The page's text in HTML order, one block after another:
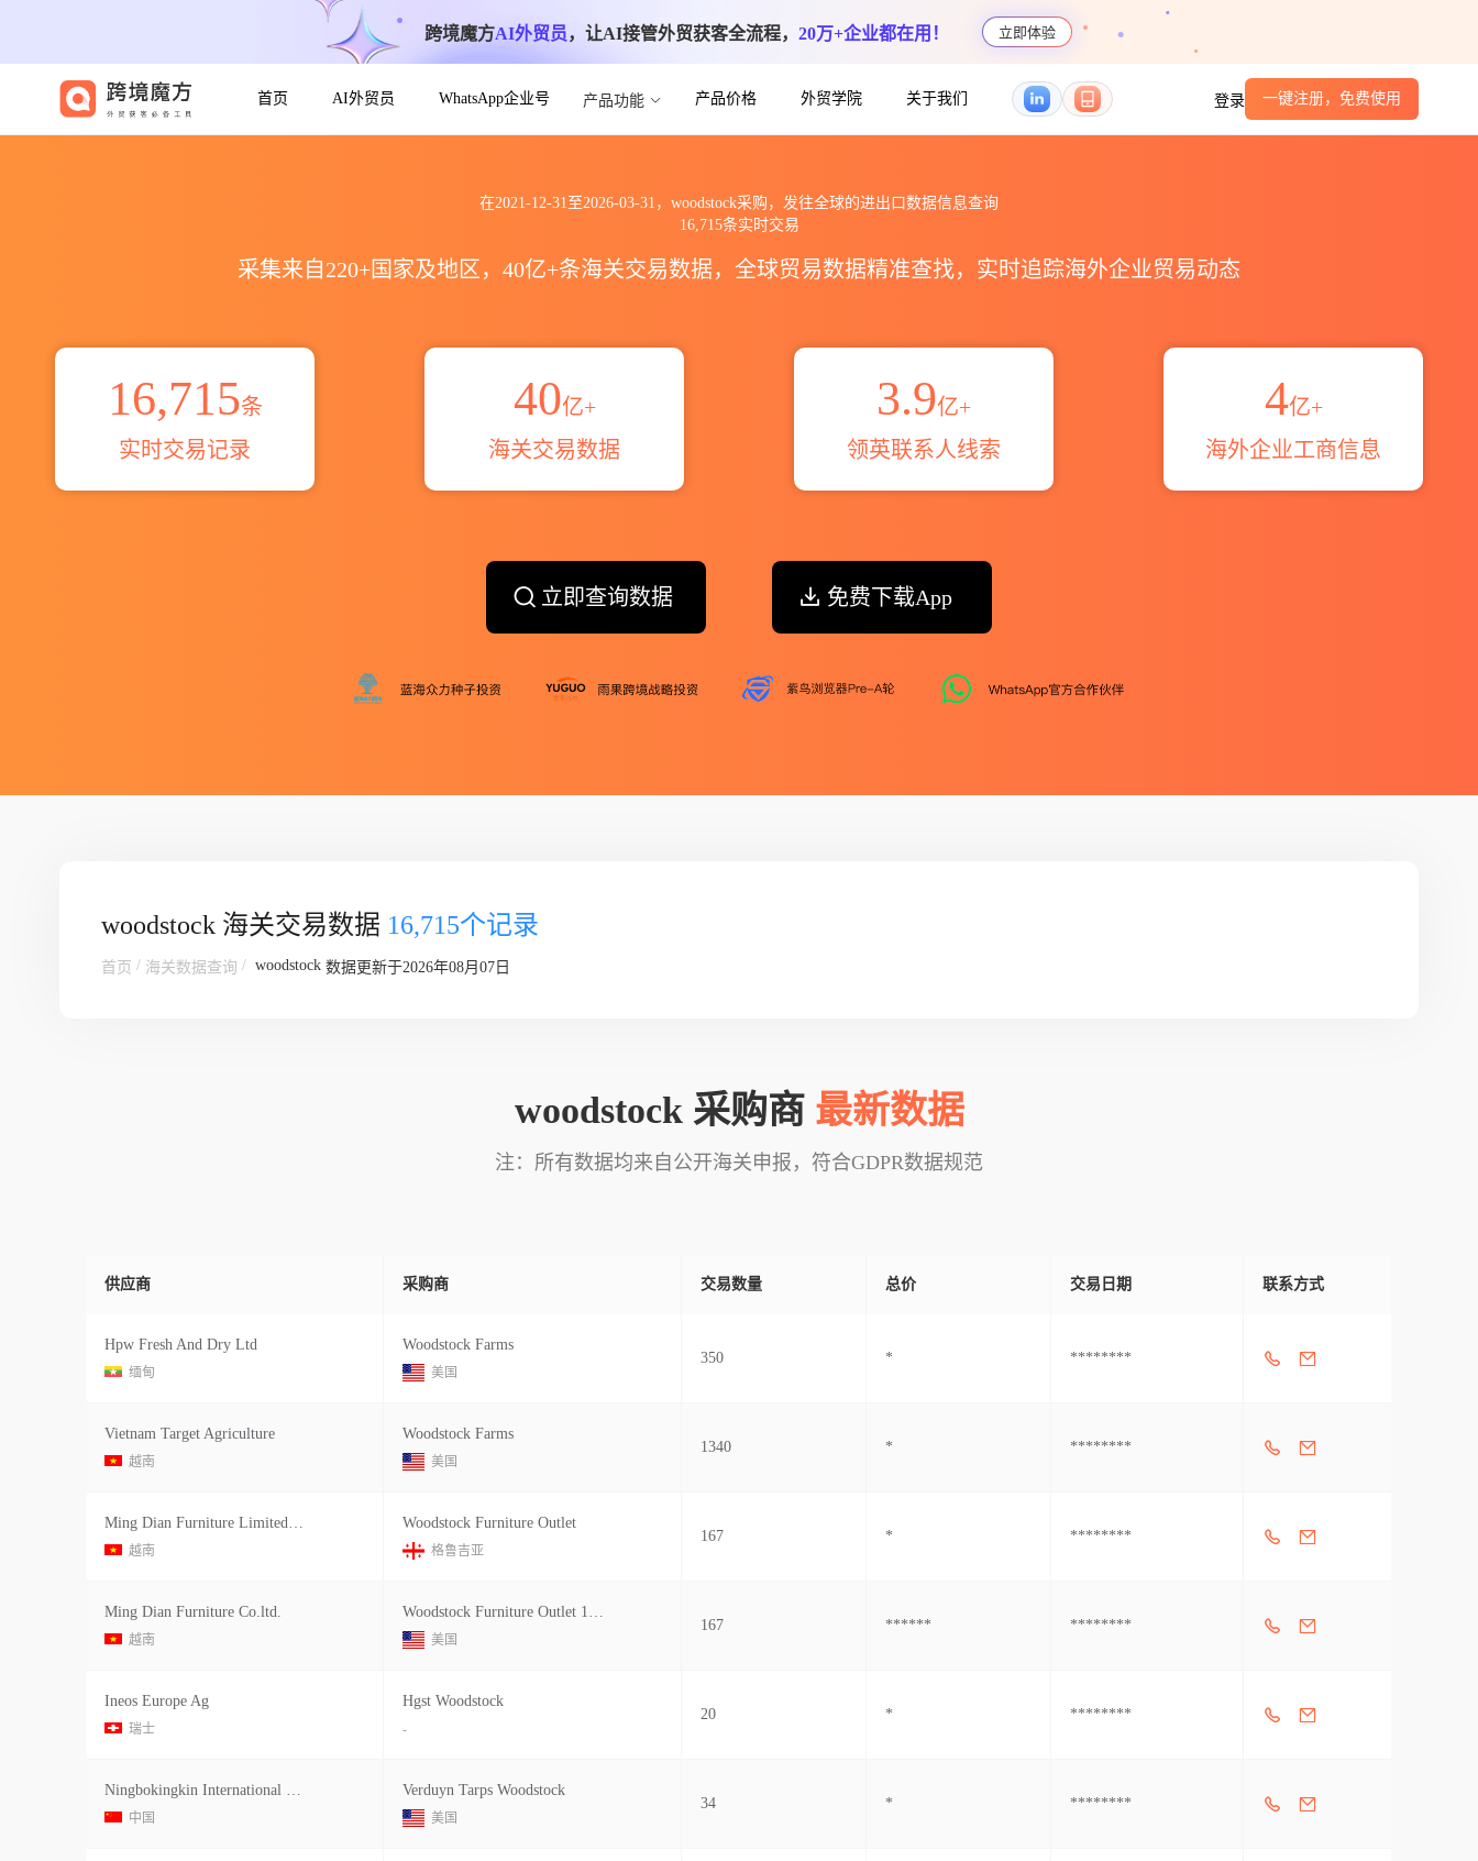
跨境魔方AI外贸员，让AI接管外贸获客全流程， 20万+企业都在用！ 立即体验
首页 AI外贸员 WhatsApp企业号 产品功能 产品价格 外贸学院 关于我们 登录 一键注册，免费使用
在2021-12-31至2026-03-31，woodstock采购，发往全球的进出口数据信息查询
16,715条实时交易
采集来自220+国家及地区，40亿+条海关交易数据，全球贸易数据精准查找，实时追踪海外企业贸易动态
16,715条
实时交易记录
40亿+
海关交易数据
3.9亿+
领英联系人线索
4亿+
海外企业工商信息
立即查询数据 免费下载App
woodstock 海关交易数据 16,715个记录
首页 / 海关数据查询 / woodstock 数据更新于2026年08月07日
woodstock 采购商 最新数据
注：所有数据均来自公开海关申报，符合GDPR数据规范
供应商 采购商 交易数量 总价 交易日期 联系方式
Hpw Fresh And Dry Ltd
缅甸
Woodstock Farms
美国
350 * ********
Vietnam Target Agriculture
越南
Woodstock Farms
美国
1340 * ********
Ming Dian Furniture Limited Company
越南
Woodstock Furniture Outlet
格鲁吉亚
167 * ********
Ming Dian Furniture Co.ltd.
越南
Woodstock Furniture Outlet 1024 M
美国
167 ****** ********
Ineos Europe Ag
瑞士
Hgst Woodstock
-
20 * ********
Ningbokingkin International Trading
中国
Verduyn Tarps Woodstock
美国
34 * ********